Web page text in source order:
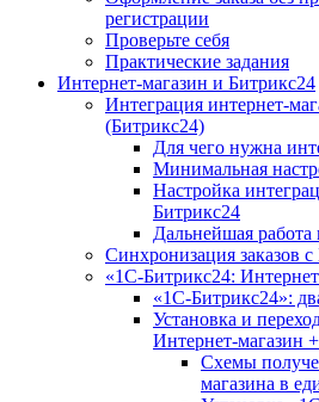
регистрации
Проверьте себя
Практические задания
Интернет-магазин и Битрикс24
Интеграция интернет-
(Битрикс24)
Для чего нужна
Минимальная
Настройка
Битрикс24
Дальнейшая
Синхронизация заказов с
«1С-Битрикс24:
«1С-Битрикс24»:
Установка и
Интернет-магазин
Схемы
магазина в